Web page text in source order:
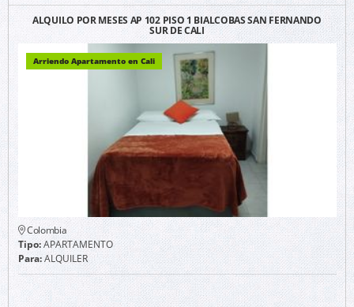
ALQUILO POR MESES AP 102 PISO 1 BIALCOBAS SAN FERNANDO
SUR DE CALI
Arriendo Apartamento en Cali
Colombia
Tipo:APARTAMENTO
Para:ALQUILER